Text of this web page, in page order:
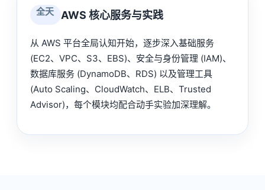
全天 AWS 核心服务与实践
从 AWS 平台全局认知开始，逐步深入基础服务
(EC2、VPC、S3、EBS)、安全与身份管理 (IAM)、
数据库服务 (DynamoDB、RDS) 以及管理工具
(Auto Scaling、CloudWatch、ELB、Trusted
Advisor)，每个模块均配合动手实验加深理解。